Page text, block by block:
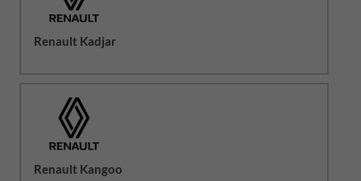
Renault Kadjar
Renault Kangoo